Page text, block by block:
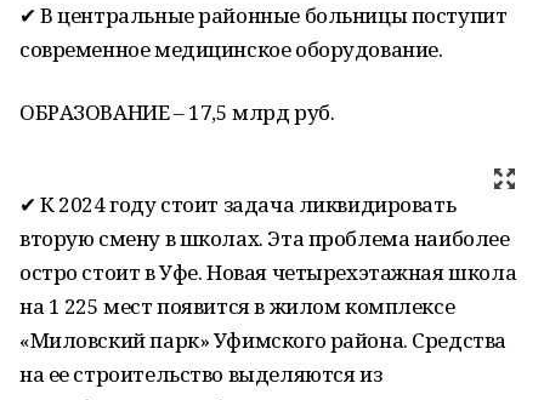
✔ В центральные районные больницы поступит
современное медицинское оборудование.
ОБРАЗОВАНИЕ – 17,5 млрд руб.
✔ К 2024 году стоит задача ликвидировать
вторую смену в школах. Эта проблема наиболее
остро стоит в Уфе. Новая четырехэтажная школа
на 1 225 мест появится в жилом комплексе
«Миловский парк» Уфимского района. Средства
на ее строительство выделяются из